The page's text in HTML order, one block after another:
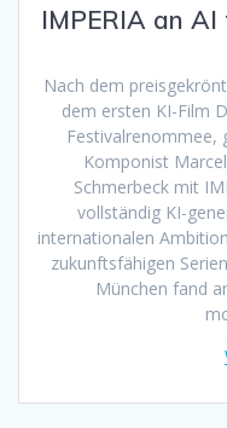
IMPERIA an
Nach dem
dem ersten KI-Film
Festivalrenommee,
Komponist
Schmerbeck mit
vollständig KI-
internationalen
zukunftsfähigen
München fand